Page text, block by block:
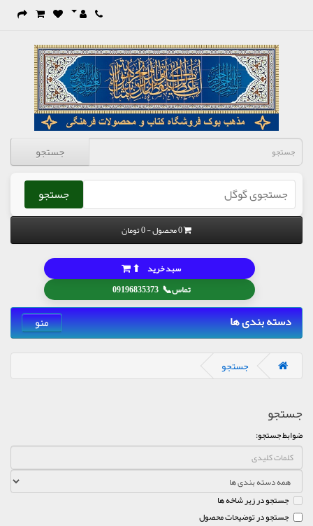
جستجو
جستجو
0 محصول - 0 تومان
تماس📞
09196835373
سبد خرید ⬆
دسته بندی ها منو
جستجو
جستجو
ضوابط جستجو:
جستجو در زیر شاخه ها
جستجو در توضیحات محصول